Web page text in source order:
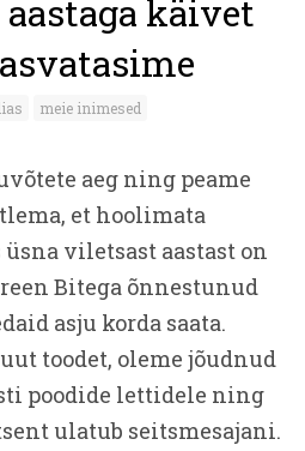
käivet
meie inimesed
aeg ning peame
et hoolimata
viletsast aastast on
Bitega õnnestunud
asju korda saata.
toodet, oleme jõudnud
poodide lettidele ning
ulatub seitsmesajani.